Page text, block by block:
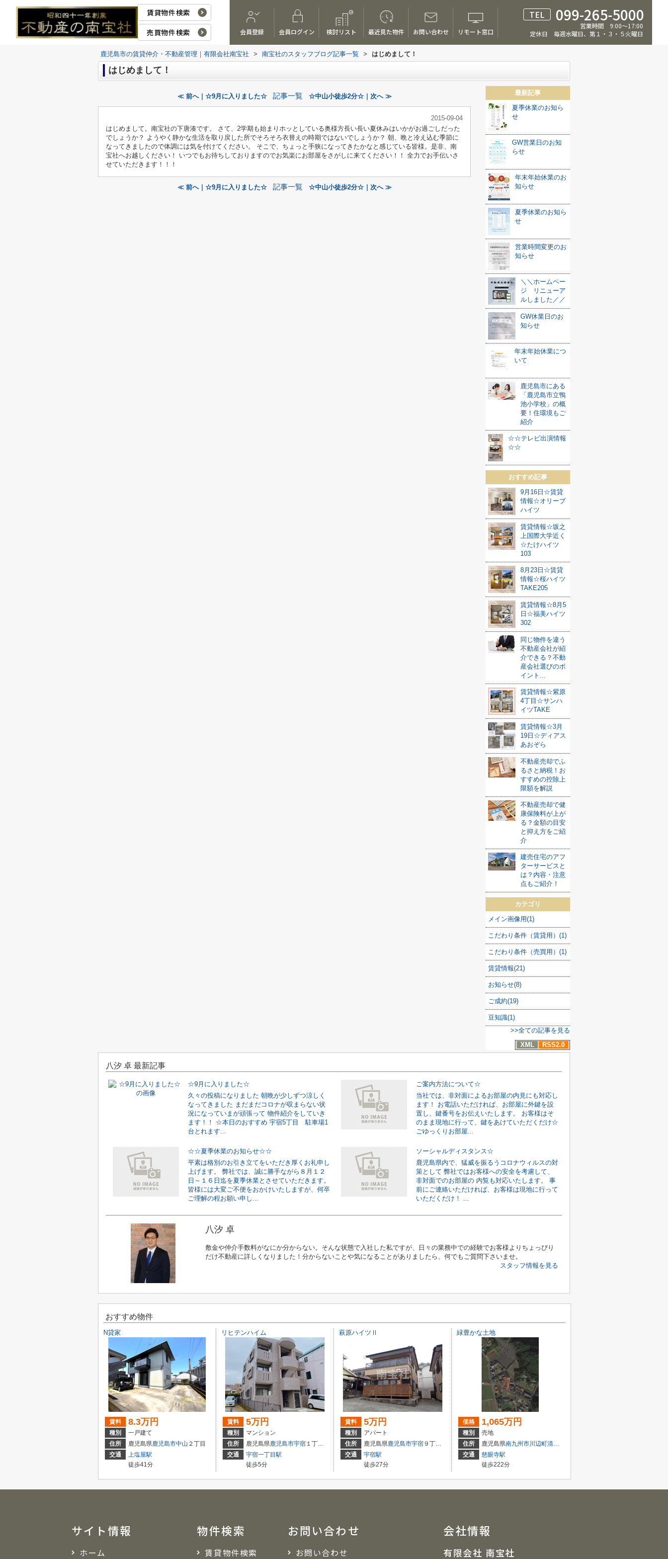
賃貸物件検索
売買物件検索
会員登録 会員ログイン 検討リスト 最近見た物件 お問い合わせ リモート窓口
TEL 099-265-5000
営業時間 9:00～17:00
定休日 毎週水曜日、第１・３・５火曜日
鹿児島市の賃貸仲介・不動産管理｜有限会社南宝社 > 南宝社のスタッフブログ記事一覧 > はじめまして！
はじめまして！
≪ 前へ｜☆9月に入りました☆ 記事一覧 ☆中山小徒歩2分☆｜次へ ≫
2015-09-04
はじめまして。南宝社の下唐湊です。 さて、2学期も始まりホッとしている奥様方長い長い夏休みはいかがお過ごしだった
でしょうか？ ようやく静かな生活を取り戻した所でそろそろ衣替えの時期ではないでしょうか？ 朝、晩と冷え込む季節に
なってきましたので体調には気を付けてください。 そこで、ちょっと手狭になってきたかなと感じている皆様。是非、南
宝社へお越しください！ いつでもお待ちしておりますのでお気楽にお部屋をさがしに来てください！！ 全力でお手伝いさ
せていただきます！！！
≪ 前へ｜☆9月に入りました☆ 記事一覧 ☆中山小徒歩2分☆｜次へ ≫
最新記事
夏季休業のお知ら
せ
GW営業日のお知
らせ
年末年始休業のお
知らせ
夏季休業のお知ら
せ
営業時間変更のお
知らせ
＼＼ホームペー
ジ リニューア
ルしました／／
GW休業日のお
知らせ
年末年始休業につ
いて
鹿児島市にある
「鹿児島市立鴨
池小学校」の概
要！住環境もご
紹介
☆☆テレビ出演情報
☆☆
おすすめ記事
9月16日☆賃貸
情報☆オリーブ
ハイツ
賃貸情報☆坂之
上国際大学近く
☆たけハイツ
103
8月23日☆賃貸
情報☆桜ハイツ
TAKE205
賃貸情報☆8月5
日☆福美ハイツ
302
同じ物件を違う
不動産会社が紹
介できる？不動
産会社選びのポ
イント...
賃貸情報☆紫原
4丁目☆サンハ
イツTAKE
賃貸情報☆3月
19日☆ディアス
あおぞら
不動産売却でふ
るさと納税！お
すすめの控除上
限額を解説
不動産売却で健
康保険料が上が
る？金額の目安
と抑え方をご紹
介
建売住宅のアフ
ターサービスと
は？内容・注意
点もご紹介！
カテゴリ
メイン画像用(1)
こだわり条件（賃貸用）(1)
こだわり条件（売買用）(1)
賃貸情報(21)
お知らせ(8)
ご成約(19)
豆知識(1)
>>全ての記事を見る
XML
RSS2.0
八汐 卓 最新記事
☆9月に入りました☆
久々の投稿になりました 朝晩が少しずつ涼しく
なってきました まだまだコロナが収まらない状
況になっていまが頑張って 物件紹介をしていき
ます！！ ☆本日のおすすめ 宇宿5丁目 駐車場1
台とれます...
ご案内方法について☆
当社では、非対面によるお部屋の内見にも対応し
ます！ お電話いただければ、お部屋に外鍵を設
置し、鍵番号をお伝えいたします。 お客様はそ
のまま現地に行って、鍵をあけていただくだけ☆
ごゆっくりお部屋...
☆☆夏季休業のお知らせ☆☆
平素は格別のお引き立てをいただき厚くお礼申し
上げます。 弊社では、誠に勝手ながら８月１２
日～１６日迄を夏季休業とさせていただきます。
皆様には大変ご不便をおかけいたしますが、何卒
ご理解の程お願い申し...
ソーシャルディスタンス☆
鹿児島県内で、猛威を振るうコロナウィルスの対
策として 弊社ではお客様への安全を考慮して、
非対面でのお部屋の 内覧も対応いたします。 事
前にご連絡いただければ、お客様は現地に行って
いただくだけ！ ...
八汐 卓
敷金や仲介手数料がなにか分からない。そんな状態で入社した私ですが、日々の業務中での経験でお客様よりちょっぴり
だけ不動産に詳しくなりました！分からないことや気になることがありましたら、何でもご質問下さいませ。
スタッフ情報を見る
おすすめ物件
N貸家
賃料 8.3万円
種別
一戸建て
住所
鹿児島県 鹿児島市中山 ２丁目
交通
上塩屋駅
徒歩41分
リヒテンハイム
賃料 5万円
種別
マンション
住所
鹿児島県 鹿児島市宇宿 １丁目４６-１２
交通
宇宿一丁目駅
徒歩5分
萩原ハイツⅡ
賃料 5万円
種別
アパート
住所
鹿児島県 鹿児島市宇宿 ９丁目１９-１０
交通
宇宿駅
徒歩27分
緑豊かな土地
価格 1,065万円
種別
売地
住所
鹿児島県南九州市川辺町清水
交通
慈眼寺駅
徒歩222分
サイト情報
ホーム
物件検索
賃貸物件検索
お問い合わせ
お問い合わせ
会社情報
有限会社 南宝社